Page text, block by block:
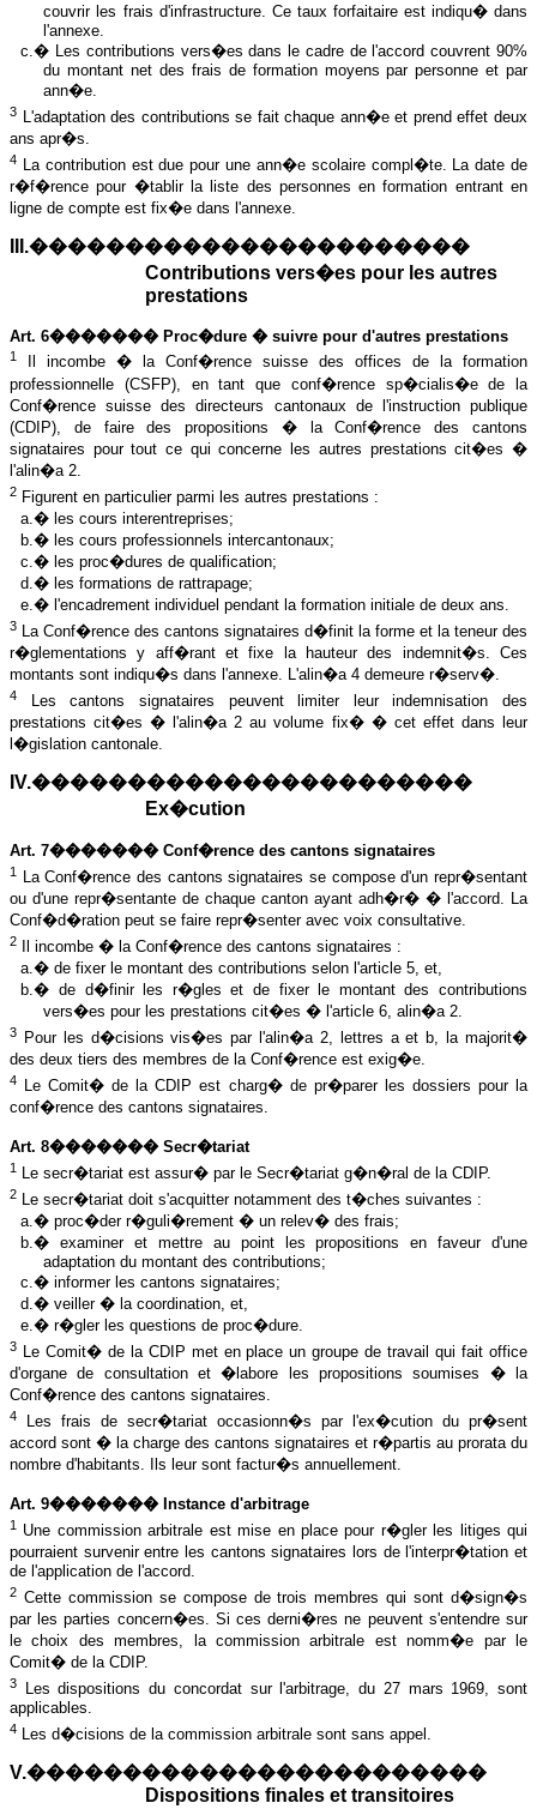
couvrir les frais d'infrastructure. Ce taux forfaitaire est indiqu� dans
l'annexe.
c.� Les contributions vers�es dans le cadre de l'accord couvrent 90%
du montant net des frais de formation moyens par personne et par
ann�e.
3 L'adaptation des contributions se fait chaque ann�e et prend effet deux
ans apr�s.
4 La contribution est due pour une ann�e scolaire compl�te. La date de
r�f�rence pour �tablir la liste des personnes en formation entrant en
ligne de compte est fix�e dans l'annexe.
III.�����������������������
Contributions vers�es pour les autres
prestations
Art. 6������� Proc�dure � suivre pour d'autres prestations
1
Il incombe � la Conf�rence suisse des offices de la formation
professionnelle (CSFP), en tant que conf�rence sp�cialis�e de la
Conf�rence suisse des directeurs cantonaux de l'instruction publique
(CDIP), de faire des propositions � la Conf�rence des cantons
signataires pour tout ce qui concerne les autres prestations cit�es �
l'alin�a 2.
2 Figurent en particulier parmi les autres prestations :
a.� les cours interentreprises;
b.� les cours professionnels intercantonaux;
c.� les proc�dures de qualification;
d.� les formations de rattrapage;
e.� l'encadrement individuel pendant la formation initiale de deux ans.
3 La Conf�rence des cantons signataires d�finit la forme et la teneur des
r�glementations y aff�rant et fixe la hauteur des indemnit�s. Ces
montants sont indiqu�s dans l'annexe. L'alin�a 4 demeure r�serv�.
4
Les cantons signataires peuvent limiter leur indemnisation des
prestations cit�es � l'alin�a 2 au volume fix� � cet effet dans leur
l�gislation cantonale.
IV.�����������������������
Ex�cution
Art. 7������� Conf�rence des cantons signataires
1
La Conf�rence des cantons signataires se compose d'un repr�sentant
ou d'une repr�sentante de chaque canton ayant adh�r� � l'accord. La
Conf�d�ration peut se faire repr�senter avec voix consultative.
2
Il incombe � la Conf�rence des cantons signataires :
a.� de fixer le montant des contributions selon l'article 5, et,
b.� de d�finir les r�gles et de fixer le montant des contributions
vers�es pour les prestations cit�es � l'article 6, alin�a 2.
3
Pour les d�cisions vis�es par l'alin�a 2, lettres a et b, la majorit�
des deux tiers des membres de la Conf�rence est exig�e.
4
Le Comit� de la CDIP est charg� de pr�parer les dossiers pour la
conf�rence des cantons signataires.
Art. 8������� Secr�tariat
1 Le secr�tariat est assur� par le Secr�tariat g�n�ral de la CDIP.
2 Le secr�tariat doit s'acquitter notamment des t�ches suivantes :
a.� proc�der r�guli�rement � un relev� des frais;
b.� examiner et mettre au point les propositions en faveur d'une
adaptation du montant des contributions;
c.� informer les cantons signataires;
d.� veiller � la coordination, et,
e.� r�gler les questions de proc�dure.
3 Le Comit� de la CDIP met en place un groupe de travail qui fait office
d'organe de consultation et �labore les propositions soumises � la
Conf�rence des cantons signataires.
4
Les frais de secr�tariat occasionn�s par l'ex�cution du pr�sent
accord sont � la charge des cantons signataires et r�partis au prorata du
nombre d'habitants. Ils leur sont factur�s annuellement.
Art. 9������� Instance d'arbitrage
1
Une commission arbitrale est mise en place pour r�gler les litiges qui
pourraient survenir entre les cantons signataires lors de l'interpr�tation et
de l'application de l'accord.
2 Cette commission se compose de trois membres qui sont d�sign�s
par les parties concern�es. Si ces derni�res ne peuvent s'entendre sur
le choix des membres, la commission arbitrale est nomm�e par le
Comit� de la CDIP.
3
Les dispositions du concordat sur l'arbitrage, du 27 mars 1969, sont
applicables.
4 Les d�cisions de la commission arbitrale sont sans appel.
V.������������������������
Dispositions finales et transitoires